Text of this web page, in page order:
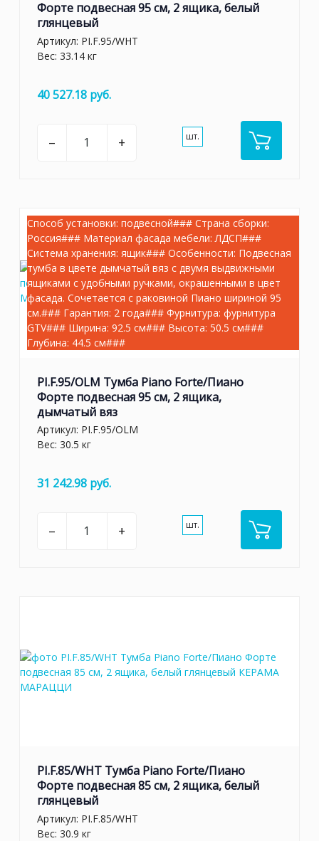
Форте подвесная 95 см, 2 ящика, белый
глянцевый
Артикул: PI.F.95/WHT
Вес: 33.14 кг
40 527.18 руб.
– + шт.
Способ установки: подвесной### Страна сборки:
Россия### Материал фасада мебели: ЛДСП###
Система хранения: ящик### Особенности: Подвесная
тумба в цвете дымчатый вяз с двумя выдвижными
ящиками с удобными ручками, окрашенными в цвет
фасада. Сочетается с раковиной Пиано шириной 95
см.### Гарантия: 2 года### Фурнитура: фурнитура
GTV### Ширина: 92.5 см### Высота: 50.5 см###
Глубина: 44.5 см###
PI.F.95/OLM Тумба Piano Forte/Пиано
Форте подвесная 95 см, 2 ящика,
дымчатый вяз
Артикул: PI.F.95/OLM
Вес: 30.5 кг
31 242.98 руб.
– + шт.
PI.F.85/WHT Тумба Piano Forte/Пиано
Форте подвесная 85 см, 2 ящика, белый
глянцевый
Артикул: PI.F.85/WHT
Вес: 30.9 кг